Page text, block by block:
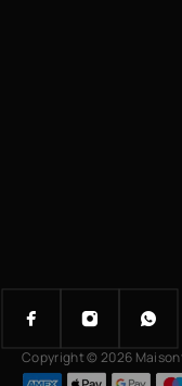
Copyright © 2026